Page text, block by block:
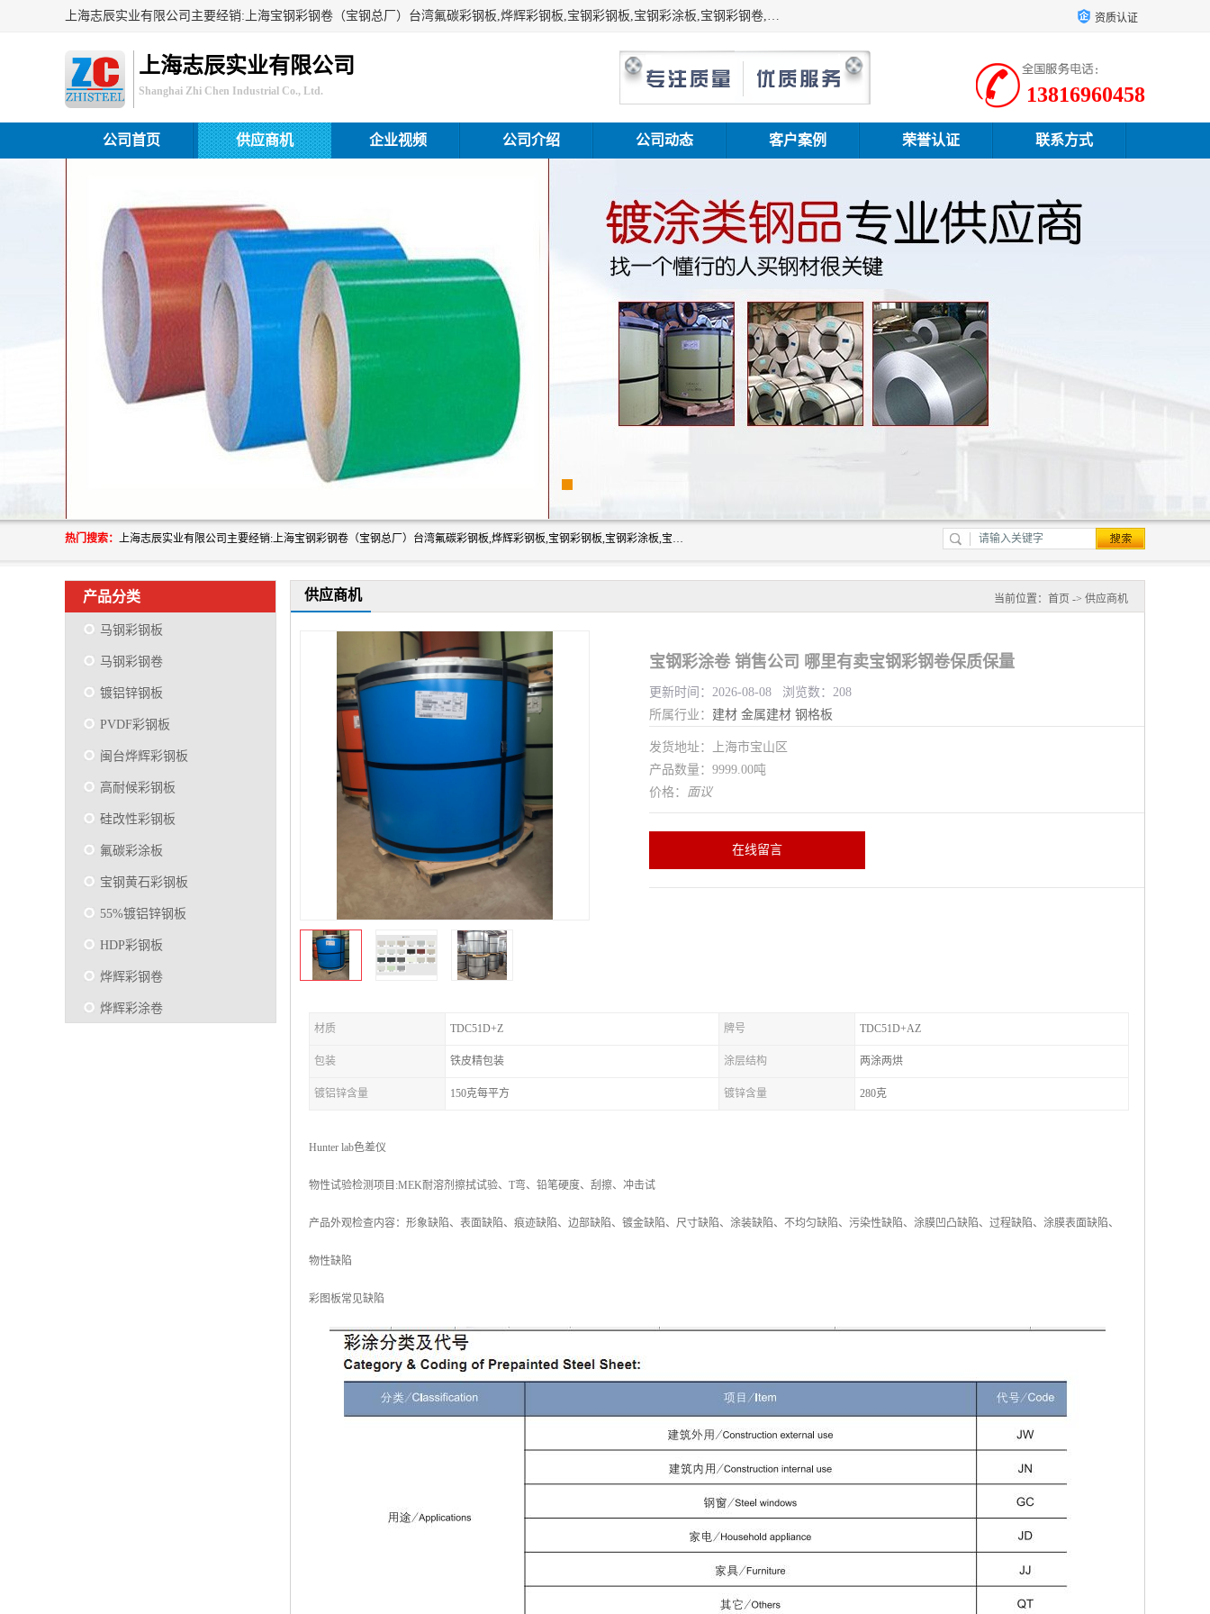
上海志辰实业有限公司主要经销:上海宝钢彩钢卷（宝钢总厂）台湾氟碳彩钢板,烨辉彩钢板,宝钢彩钢板,宝钢彩涂板,宝钢彩钢卷,马钢彩钢板,马钢彩钢卷,镀铝锌钢板,PVDF彩钢板,台湾烨辉彩钢板,高耐候彩钢板,硅改性彩钢板,规格齐全。 资质认证
上海志辰实业有限公司
Shanghai Zhi Chen Industrial Co., Ltd. 13816960458
公司首页 供应商机 企业视频 公司介绍 公司动态 客户案例 荣誉认证 联系方式
热门搜索： 上海志辰实业有限公司主要经销:上海宝钢彩钢卷（宝钢总厂）台湾氟碳彩钢板,烨辉彩钢板,宝钢彩钢板,宝钢彩涂板,宝钢彩钢卷,马钢彩钢板,马钢彩钢卷,镀铝锌钢板,PVDF彩钢板,台湾烨辉彩钢板,高耐候彩钢板,硅改性彩钢板,规格齐全。
产品分类
马钢彩钢板
马钢彩钢卷
镀铝锌钢板
PVDF彩钢板
闽台烨辉彩钢板
高耐候彩钢板
硅改性彩钢板
氟碳彩涂板
宝钢黄石彩钢板
55%镀铝锌钢板
HDP彩钢板
烨辉彩钢卷
烨辉彩涂卷
供应商机 当前位置： 首页 -> 供应商机
宝钢彩涂卷 销售公司 哪里有卖宝钢彩钢卷保质保量
更新时间：2026-08-08 浏览数：208
所属行业： 建材 金属建材 钢格板
发货地址：上海市宝山区
产品数量：9999.00吨
价格： 面议
在线留言
材质 TDC51D+Z 牌号 TDC51D+AZ
包装 铁皮精包装 涂层结构 两涂两烘
镀铝锌含量 150克每平方 镀锌含量 280克
Hunter lab色差仪
物性试验检测项目:MEK耐溶剂擦拭试验、T弯、铅笔硬度、刮擦、冲击试
产品外观检查内容：形象缺陷、表面缺陷、痕迹缺陷、边部缺陷、镀金缺陷、尺寸缺陷、涂装缺陷、不均匀缺陷、污染性缺陷、涂膜凹凸缺陷、过程缺陷、涂膜表面缺陷、
物性缺陷
彩图板常见缺陷